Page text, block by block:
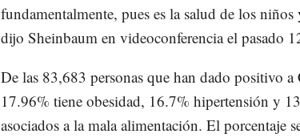
fundamentalmente, pues es la salud de los
dijo Sheinbaum en videoconferencia el pasado
De las 83,683 personas que han dado positivo
17.96% tiene obesidad, 16.7% hipertensión y
asociados a la mala alimentación. El porcentaje